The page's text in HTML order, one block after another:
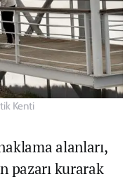
Kenti
alanları,
pazarı kurarak